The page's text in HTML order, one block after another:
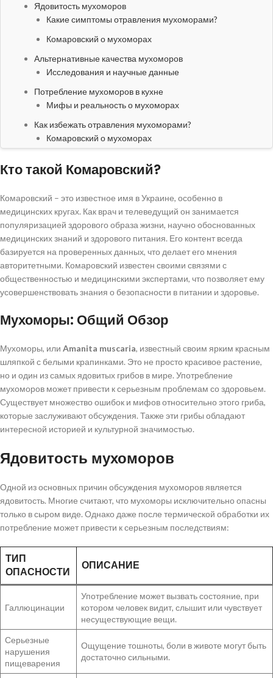
Ядовитость мухоморов
Какие симптомы отравления мухоморами?
Комаровский о мухоморах
Альтернативные качества мухоморов
Исследования и научные данные
Потребление мухоморов в кухне
Мифы и реальность о мухоморах
Как избежать отравления мухоморами?
Комаровский о мухоморах
Кто такой Комаровский?
Комаровский – это известное имя в Украине, особенно в
медицинских кругах. Как врач и телеведущий он занимается
популяризацией здорового образа жизни, научно обоснованных
медицинских знаний и здорового питания. Его контент всегда
базируется на проверенных данных, что делает его мнения
авторитетными. Комаровский известен своими связями с
общественностью и медицинскими экспертами, что позволяет ему
усовершенствовать знания о безопасности в питании и здоровье.
Мухоморы: Общий Обзор
Мухоморы, или Amanita muscaria, известный своим ярким красным
шляпкой с белыми крапинками. Это не просто красивое растение,
но и один из самых ядовитых грибов в мире. Употребление
мухоморов может привести к серьезным проблемам со здоровьем.
Существует множество ошибок и мифов относительно этого гриба,
которые заслуживают обсуждения. Также эти грибы обладают
интересной историей и культурной значимостью.
Ядовитость мухоморов
Одной из основных причин обсуждения мухоморов является
ядовитость. Многие считают, что мухоморы исключительно опасны
только в сыром виде. Однако даже после термической обработки их
потребление может привести к серьезным последствиям:
ТИП
ОПАСНОСТИ
ОПИСАНИЕ
Галлюцинации
Употребление может вызвать состояние, при
котором человек видит, слышит или чувствует
несуществующие вещи.
Серьезные
нарушения
пищеварения
Ощущение тошноты, боли в животе могут быть
достаточно сильными.